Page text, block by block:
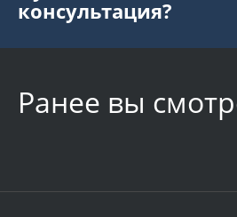
консультация?
Ранее вы